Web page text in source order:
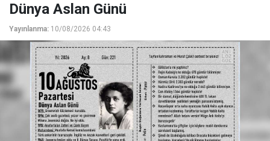
Dünya Aslan Günü
Yayınlanma: 10/08/2026 04:43